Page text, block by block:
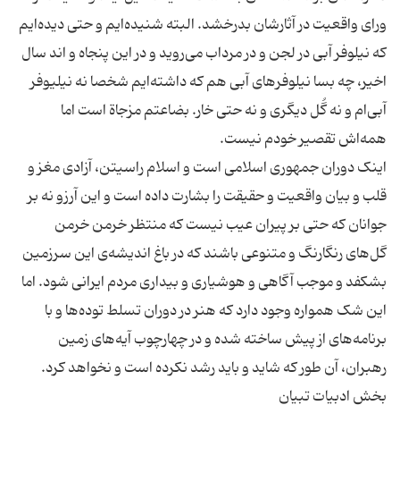
ورای واقعیت در آثارشان بدرخشد. البته شنیده‌ایم و حتی دیده‌ایم
که نیلوفر آبی در لجن و در مرداب می‌روید و در این پنجاه و اند سال
اخیر، چه بسا نیلوفرهای آبی هم که داشته‌ایم شخصا نه نیلیوفر
آبی‌ام و نه گُل دیگری و نه حتی خار. بضاعتم مزجاة است اما
اینک دوران جمهوری اسلامی است و اسلام راسیتن، آزادی مغز و
قلب و بیان واقعیت و حقیقت را بشارت داده است و این آرزو نه بر
جوانان که حتی بر پیران عیب نیست که منتظر خرمن خرمن
گل‌های رنگارنگ و متنوعی باشند که در باغ اندیشه‌ی این سرزمین
بشکفد و موجب آگاهی و هوشیاری و بیداری مردم ایرانی شود. اما
این شک همواره وجود دارد که هنر در دوران تسلط توده‌ها و با
برنامه‌های از پیش ساخته شده و در چهارچوب آیه‌های زمین